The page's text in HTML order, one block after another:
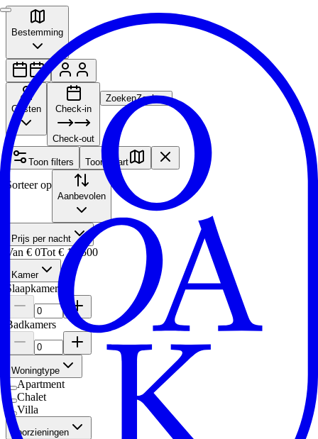
Bestemming
Gasten Check-in
Check-out
ZoekenZoeken
Toon filters Toon kaart
Sorteer op
Aanbevolen
Prijs per nacht
Van € 0Tot € 12.500
Kamer
Slaapkamers
Badkamers
Woningtype
Apartment
Chalet
Villa
Voorzieningen